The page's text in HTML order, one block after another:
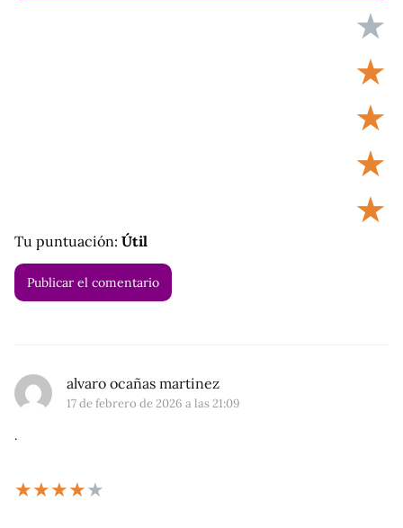
alvaro ocañas martinez
17 de febrero de 2026 a las 21:09
.
★★★★★
★
★
★
★
★
Tu puntuación: Útil